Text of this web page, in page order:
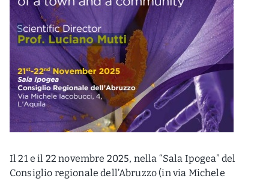
Il 21 e il 22 novembre 2025, nella “Sala Ipogea” del
Consiglio regionale dell’Abruzzo (in via Michele